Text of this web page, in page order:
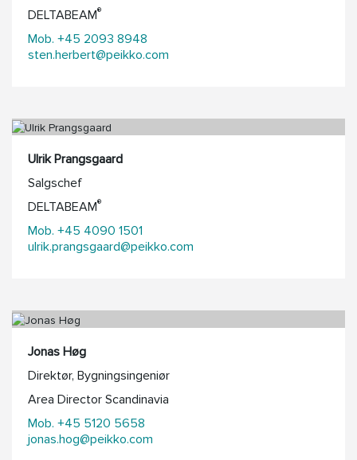
DELTABEAM®
Mob. +45 2093 8948
sten.herbert@peikko.com
Ulrik Prangsgaard
Salgschef
DELTABEAM®
Mob. +45 4090 1501
ulrik.prangsgaard@peikko.com
Jonas Høg
Direktør, Bygningsingeniør
Area Director Scandinavia
Mob. +45 5120 5658
jonas.hog@peikko.com